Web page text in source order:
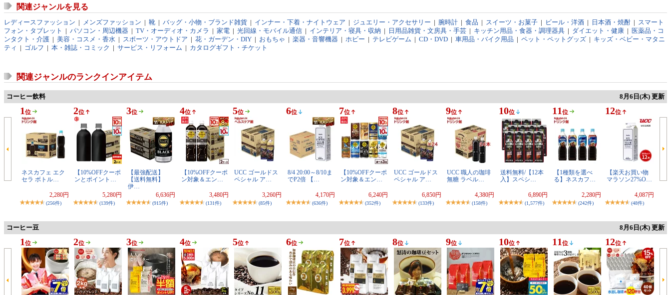
関連ジャンルを見る
レディースファッション | メンズファッション | 靴 | バッグ・小物・ブランド雑貨 | インナー・下着・ナイトウェア | ジュエリー・アクセサリー | 腕時計 | 食品 | スイーツ・お菓子 | ビール・洋酒 | 日本酒・焼酎 | スマート
フォン・タブレット
| パソコン・周辺機器 | TV・オーディオ・カメラ | 家電 | 光回線・モバイル通信 | インテリア・寝具・収納 | 日用品雑貨・文房具・手芸 | キッチン用品・食器・調理器具 | ダイエット・健康 | 医薬品・コ
ンタクト・介護 | 美容・コスメ・香水 | スポーツ・アウトドア | 花・ガーデン・DIY | おもちゃ | 楽器・音響機器 | ホビー | テレビゲーム | CD・DVD | 車用品・バイク用品 | ペット・ペットグッズ | キッズ・ベビー・マタニ
ティ | ゴルフ | 本・雑誌・コミック | サービス・リフォーム | カタログギフト・チケット
関連ジャンルのランクインアイテム
コーヒー飲料 8月6日(木) 更新
1 位
ネスカフェ エク
セラ ボトル…
2,280円
(256件)
2位
【10%OFFクーポ
ンとポイント…
5,280円
(139件)
3位
【最強配送】
【送料無料】
伊…
6,636円
(915件)
4位
【10%OFFクーポ
ン対象＆エン…
3,480円
(131件)
5位
UCC ゴールドス
ペシャル ア…
3,260円
(85件)
6位
8/4 20:00～8/10ま
でP2倍 【…
4,170円
(636件)
7位
【10%OFFクーポ
ン対象＆エン…
6,240円
(352件)
8位
UCC ゴールドス
ペシャル ア…
6,850円
(133件)
9位
UCC 職人の珈琲
無糖 ラベル…
4,380円
(158件)
10位
送料無料/【12本
入】スペシ…
6,890円
(1,577件)
11 位
【1種類を選べ
る】ネスカフ…
2,280円
(242件)
12位
【楽天お買い物
マラソン27%O…
4,087円
(48件)
コーヒー豆 8月6日(木) 更新
1 位 2位 3位 4位 5位 6位 7位 8位 9位 10位 11 位 12位